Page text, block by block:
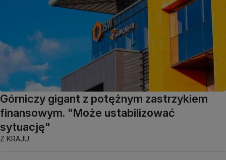
Górniczy gigant z potężnym zastrzykiem
finansowym. "Może ustabilizować
sytuację"
Z KRAJU